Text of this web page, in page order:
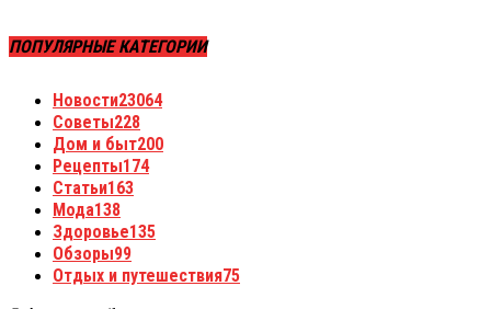
ПОПУЛЯРНЫЕ КАТЕГОРИИ
Новости23064
Советы228
Дом и быт200
Рецепты174
Статьи163
Мода138
Здоровье135
Обзоры99
Отдых и путешествия75